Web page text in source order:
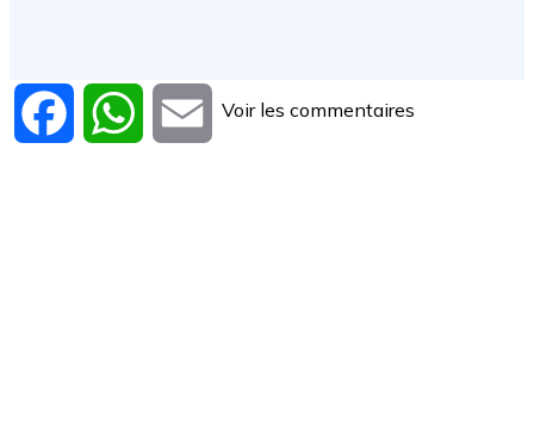
Facebook WhatsApp
Email
Voir les commentaires